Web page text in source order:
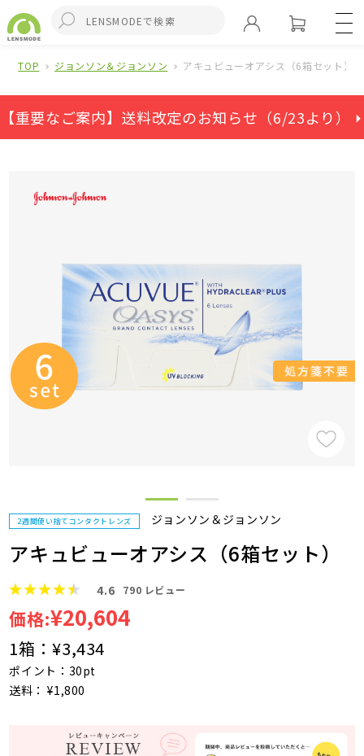
TOP ジョンソン＆ジョンソン アキュビューオアシス（6箱セット）
【重要なご案内】送料改定のお知らせ（6/23より） ⏵
2週間使い捨てコンタクトレンズ ジョンソン＆ジョンソン
アキュビューオアシス（6箱セット）
4.6 790 レビュー
価格:¥20,604
1箱：¥3,434
ポイント：30pt
送料： ¥1,800